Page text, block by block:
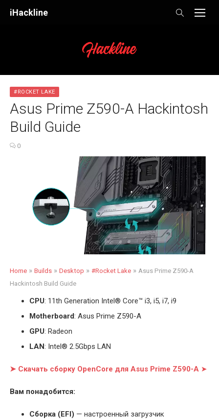
iHackline
#ROCKET LAKE
Asus Prime Z590-A Hackintosh
Build Guide
0
Home » Builds » Desktop » #Rocket Lake » Asus Prime Z590-A
Hackintosh Build Guide
CPU: 11th Generation Intel® Core™ i3, i5, i7, i9
Motherboard: Asus Prime Z590-A
GPU: Radeon
LAN: Intel® 2.5Gbps LAN
➤ Скачать сборку OpenCore для Asus Prime Z590-A ➤
Вам понадобится:
Cборка (EFI) — настроенный загрузчик